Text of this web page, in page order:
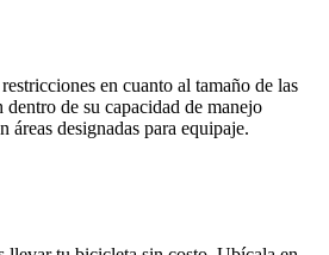
en cuanto al tamaño de las
dentro de su capacidad de manejo
áreas designadas para equipaje.